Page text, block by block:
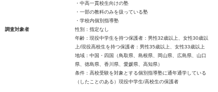
・中高一貫校生向けの塾
・一部の教科のみを扱っている塾
・学校内個別指導塾
調査対象者
性別：指定なし
年齢：現役中学生を持つ保護者：男性32歳以上、女性30歳以
上/現役高校生を持つ保護者：男性35歳以上、女性33歳以上
地域：中国・四国（鳥取県、島根県、岡山県、広島県、山口
県、徳島県、香川県、愛媛県、高知県）
条件：高校受験を対象とする個別指導塾に通年通学している
（したことのある）現役中学生/高校生の保護者